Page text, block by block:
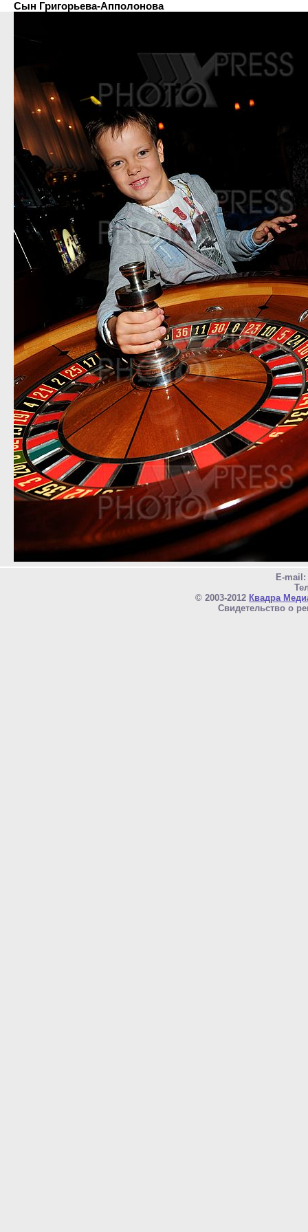
Сын Григорьева-Апполонова
E-mail:
© 2003-2012 Квадра
Свидетельство о